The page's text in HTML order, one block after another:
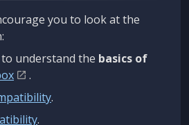
you to look at the
to understand the basics of
.
.
.